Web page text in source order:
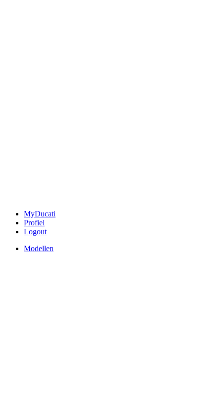
MyDucati
Profiel
Logout
Modellen